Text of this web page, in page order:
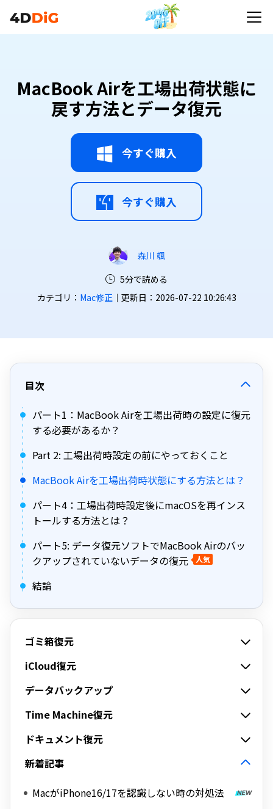
MacBook Airを工場出荷状態に
戻す方法とデータ復元
今すぐ購入
今すぐ購入
森川 颯
5分で読める
カテゴリ： Mac修正｜更新日：2026-07-22 10:26:43
目次
パート1：MacBook Airを工場出荷時の設定に復元
する必要があるか？
Part 2: 工場出荷時設定の前にやっておくこと
MacBook Airを工場出荷時状態にする方法とは？
パート4：工場出荷時設定後にmacOSを再インス
トールする方法とは？
パート5: データ復元ソフトでMacBook Airのバッ
クアップされていないデータの復元
人気
結論
ゴミ箱復元
iCloud復元
データバックアップ
Time Machine復元
ドキュメント復元
新着記事
MacがiPhone16/17を認識しない時の対処法